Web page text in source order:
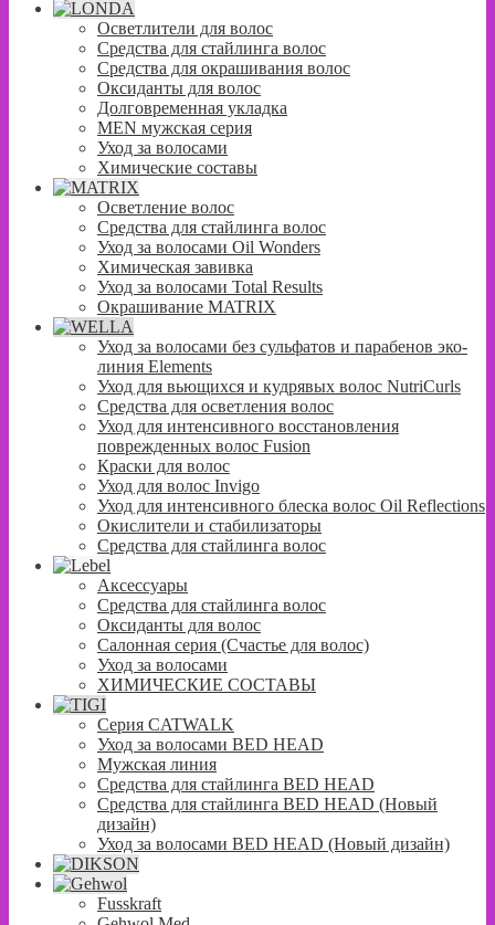
Осветлители для волос
Средства для стайлинга волос
Средства для окрашивания волос
Оксиданты для волос
Долговременная укладка
MEN мужская серия
Уход за волосами
Химические составы
Осветление волос
Средства для стайлинга волос
Уход за волосами Oil Wonders
Химическая завивка
Уход за волосами Total Results
Окрашивание MATRIX
Уход за волосами без сульфатов и парабенов эко-
линия Elements
Уход для вьющихся и кудрявых волос NutriCurls
Средства для осветления волос
Уход для интенсивного восстановления
поврежденных волос Fusion
Краски для волос
Уход для волос Invigo
Уход для интенсивного блеска волос Oil Reflections
Окислители и стабилизаторы
Средства для стайлинга волос
Аксессуары
Средства для стайлинга волос
Оксиданты для волос
Салонная серия (Счастье для волос)
Уход за волосами
ХИМИЧЕСКИЕ СОСТАВЫ
Серия CATWALK
Уход за волосами BED HEAD
Мужская линия
Средства для стайлинга BED HEAD
Средства для стайлинга BED HEAD (Новый
дизайн)
Уход за волосами BED HEAD (Новый дизайн)
Fusskraft